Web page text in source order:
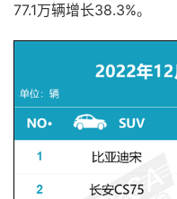
77.1万辆增长38.3%。